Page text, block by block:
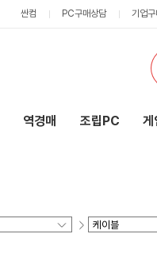
싼컴 PC구매상담 기업
역경매 조립PC 게